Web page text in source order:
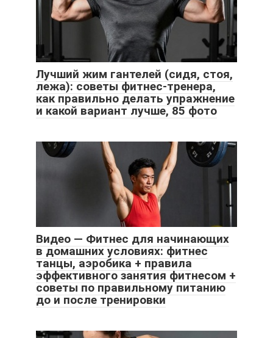
Лучший жим гантелей (сидя, стоя,
лежа): советы фитнес-тренера,
как правильно делать упражнение
и какой вариант лучше, 85 фото
Видео — Фитнес для начинающих
в домашних условиях: фитнес
танцы, аэробика + правила
эффективного занятия фитнесом +
советы по правильному питанию
до и после тренировки